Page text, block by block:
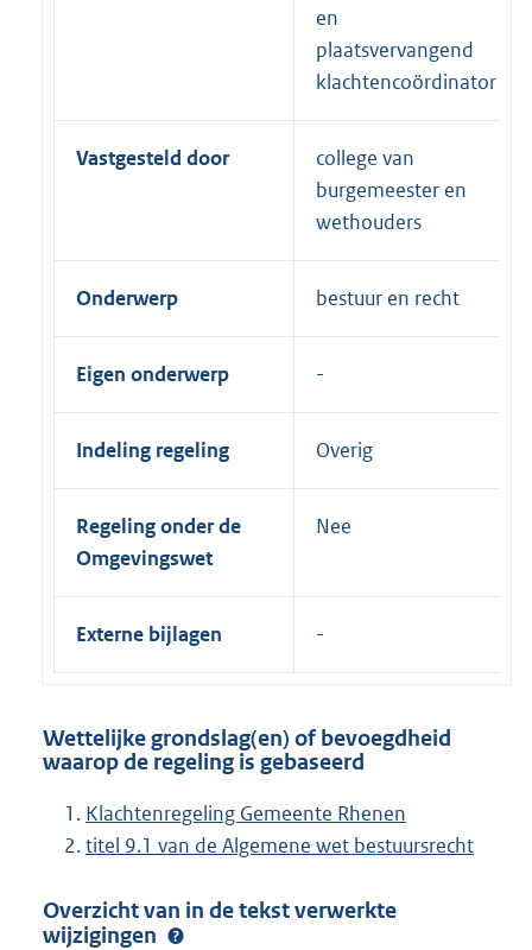
en
plaatsvervangend
klachtencoördinator
Vastgesteld door
college van
burgemeester en
wethouders
Onderwerp bestuur en recht
Eigen onderwerp
Indeling regeling Overig
Regeling onder de
Omgevingswet
Nee
Externe bijlagen
Wettelijke grondslag(en) of bevoegdheid
waarop de regeling is gebaseerd
Klachtenregeling Gemeente Rhenen
titel 9.1 van de Algemene wet bestuursrecht
Overzicht van in de tekst verwerkte
wijzigingen